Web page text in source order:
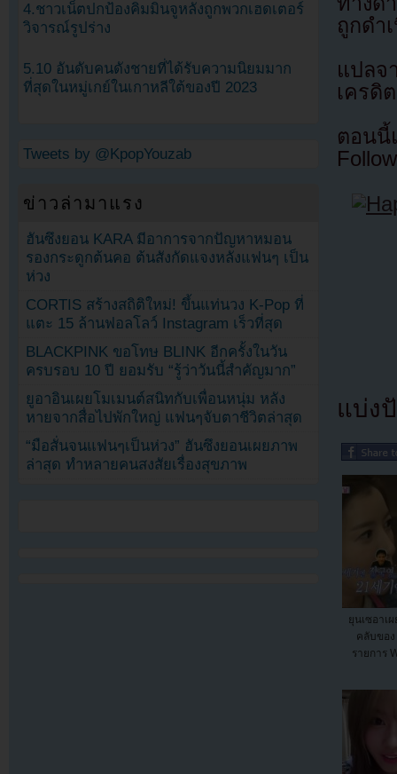
ถูกดำ
แปล
เครดิ
ตอนนี้
แบ่ง
ยุนเซอาเ
คลับของ
รายการ
4.ชาวเน็ตปกป้องคิมมินจูหลังถูกพวกเฮดเตอร์
วิจารณ์รูปร่าง
5.10 อันดับคนดังชายที่ได้รับความนิยมมาก
ที่สุดในหมู่เกย์ในเกาหลีใต้ของปี 2023
Tweets by @KpopYouzab
ข่าวล่ามาแรง
ฮันซึงยอน KARA มีอาการจากปัญหาหมอน
รองกระดูกต้นคอ ต้นสังกัดแจงหลังแฟนๆ เป็น
ห่วง
CORTIS สร้างสถิติใหม่! ขึ้นแท่นวง K-Pop ที่
แตะ 15 ล้านฟอลโลว์ Instagram เร็วที่สุด
BLACKPINK ขอโทษ BLINK อีกครั้งในวัน
ครบรอบ 10 ปี ยอมรับ “รู้ว่าวันนี้สำคัญมาก”
ยูอาอินเผยโมเมนต์สนิทกับเพื่อนหนุ่ม หลัง
หายจากสื่อไปพักใหญ่ แฟนๆจับตาชีวิตล่าสุด
“มือสั่นจนแฟนๆเป็นห่วง” ฮันซึงยอนเผยภาพ
ล่าสุด ทำหลายคนสงสัยเรื่องสุขภาพ